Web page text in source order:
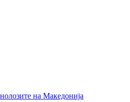
на Македонија